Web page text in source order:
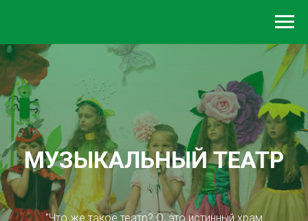
МУЗЫКАЛЬНЫЙ ТЕАТР
"Что же такое театр? О, это истинный храм